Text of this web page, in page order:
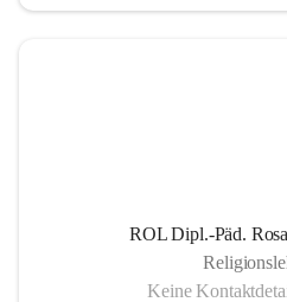
ROL Dipl.-Päd.
Keine